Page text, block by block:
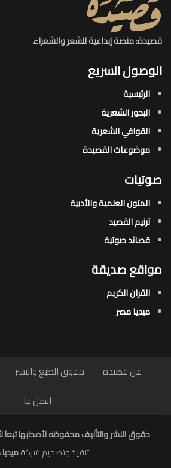
قصيدة: منصة إبداعية للشعر والشعراء
الوصول السريع
الرئيسية
البحور الشعرية​
القوافي الشعرية​
موضوعات القصيدة​
صوتيات
المتون العلمية والأدبية
ترنيم القصيد
قصائد صوتية
مواقع صديقة
القران الكريم
ميديا مصر
عن قصيدة حقوق الطبع والنشر
اتصل بنا
حقوق النشر والتأليف محفوظه لأصحابها
تنفيذ وتصميم شركة